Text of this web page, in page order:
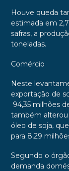
Houve queda
estimada em
safras, a
toneladas.
Comércio
Neste
exportação de
94,35 milhões
também alterou
óleo de soja,
para 8,29
Segundo o
demanda